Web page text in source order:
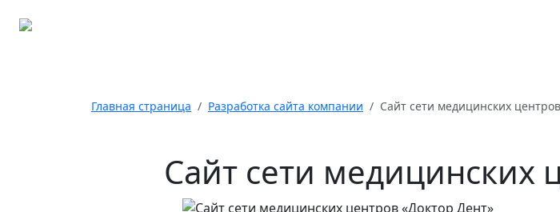
Главная страница Разработка сайта компании Сайт сети медицинских
Сайт сети медицинских